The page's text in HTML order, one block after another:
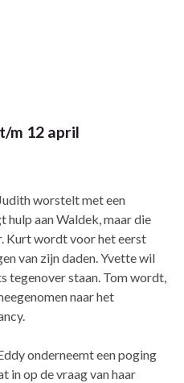
m 12 april
worstelt met een
aan Waldek, maar die
Kurt wordt voor het eerst
van zijn daden. Yvette wil
tegenover staan. Tom wordt,
naar het
onderneemt een poging
in op de vraag van haar